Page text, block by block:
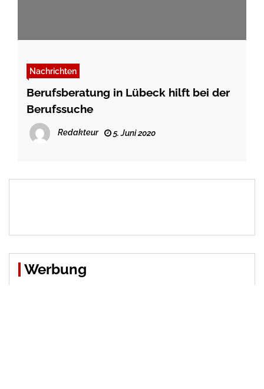
Nachrichten
Berufsberatung in Lübeck hilft bei der
Berufssuche
Redakteur 5. Juni 2020
Werbung